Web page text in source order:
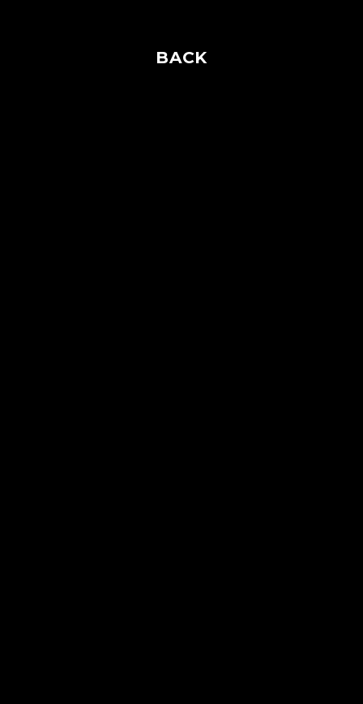
BACK